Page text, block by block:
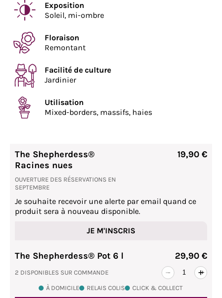
Exposition
Soleil, mi-ombre
Floraison
Remontant
Facilité de culture
Jardinier
Utilisation
Mixed-borders, massifs, haies
The Shepherdess®
Racines nues
OUVERTURE DES RÉSERVATIONS EN
SEPTEMBRE
19,90 €
Je souhaite recevoir une alerte par email quand ce
produit sera à nouveau disponible.
JE M'INSCRIS
The Shepherdess® Pot 6 l
2 DISPONIBLES SUR COMMANDE - +
29,90 €
À DOMICILE RELAIS COLIS CLICK & COLLECT